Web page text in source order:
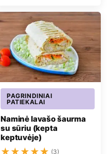
PAGRINDINIAI
PATIEKALAI
Naminė lavašo šaurma
su sūriu (kepta
keptuvėje)
★★★★★ (3)